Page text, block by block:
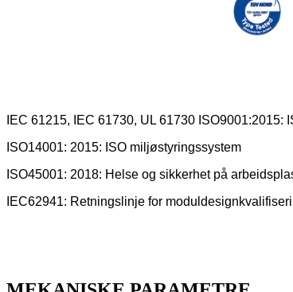
IEC 61215, IEC 61730, UL 61730 ISO9001:2015:
ISO14001: 2015: ISO miljøstyringssystem
ISO45001: 2018: Helse og sikkerhet på
IEC62941: Retningslinje for